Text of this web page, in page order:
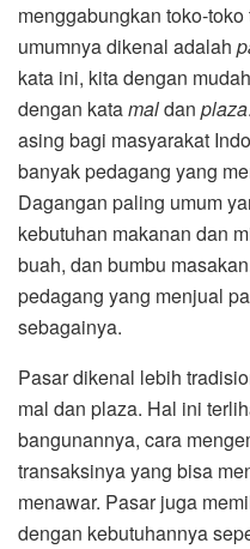
menggabungkan toko-
umumnya dikenal adalah
kata ini, kita dengan
dengan katamaldan plaza.
asing bagi masyarakat
banyak pedagang yang
Dagangan paling umum
kebutuhan makanan dan
buah, dan bumbu
pedagang yang menjual
sebagainya.
Pasar dikenal lebih
mal dan plaza. Hal ini
bangunannya, cara
transaksinya yang bisa
menawar. Pasar juga
dengan kebutuhannya